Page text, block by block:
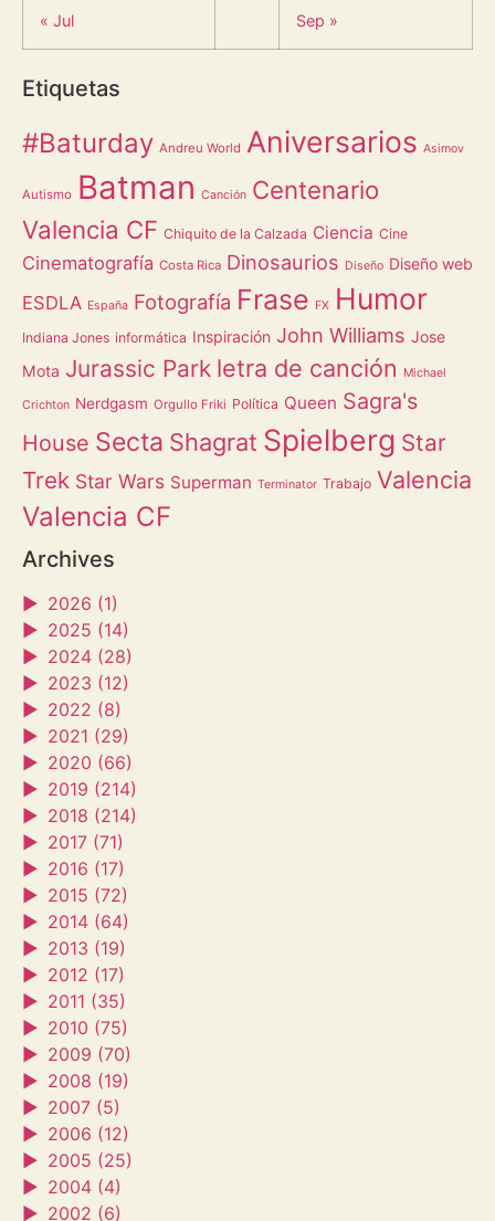
« Jul Sep »
Etiquetas
#Baturday Andreu World Aniversarios Asimov
Autismo Batman Canción Centenario
Valencia CF Chiquito de la Calzada Ciencia Cine
Cinematografía Costa Rica Dinosaurios Diseño Diseño web
ESDLA España Fotografía Frase FX Humor
Indiana Jones informática Inspiración John Williams Jose
Mota Jurassic Park letra de canción Michael
Crichton Nerdgasm Orgullo Friki Política Queen Sagra's
House Secta Shagrat Spielberg Star
Trek Star Wars Superman Terminator Trabajo Valencia
Valencia CF
Archives
► 2026 (1)
► 2025 (14)
► 2024 (28)
► 2023 (12)
► 2022 (8)
► 2021 (29)
► 2020 (66)
► 2019 (214)
► 2018 (214)
► 2017 (71)
► 2016 (17)
► 2015 (72)
► 2014 (64)
► 2013 (19)
► 2012 (17)
► 2011 (35)
► 2010 (75)
► 2009 (70)
► 2008 (19)
► 2007 (5)
► 2006 (12)
► 2005 (25)
► 2004 (4)
► 2002 (6)